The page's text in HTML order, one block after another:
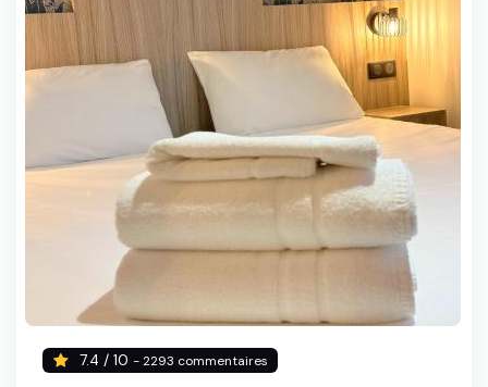
7.4 / 10 - 2293 commentaires